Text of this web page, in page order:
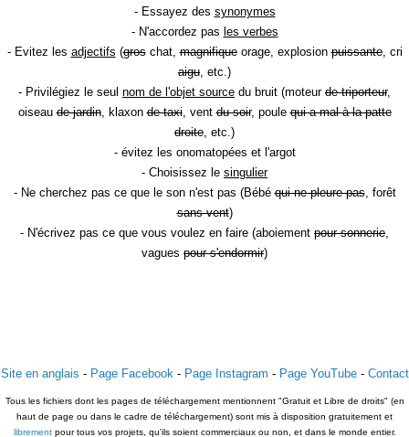
- Essayez des synonymes
- N'accordez pas les verbes
- Evitez les adjectifs (groschat,magnifiqueorage, explosionpuissante, cri
aigu, etc.)
- Privilégiez le seul nom de l'objet source du bruit (moteur de triporteur,
oiseaude jardin, klaxonde taxi, ventdu soir, poulequi a mal à la patte
droite, etc.)
- évitez les onomatopées et l'argot
- Choisissez le singulier
- Ne cherchez pas ce que le son n'est pas (Bébéqui ne pleure pas, forêt
sans vent)
- N'écrivez pas ce que vous voulez en faire (aboiement pour sonnerie,
vagues pour s'endormir)
Site en anglais - Page Facebook- Page Instagram - Page YouTube- Contact
Tous les fichiers dont les pages de téléchargement mentionnent "Gratuit et Libre de droits" (en
haut de page ou dans le cadre de téléchargement) sont mis à disposition gratuitement et
librementpour tous vos projets, qu'ils soient commerciaux ou non, et dans le monde entier.